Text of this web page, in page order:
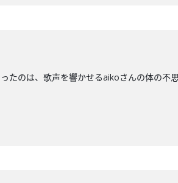
たのは、歌声を響かせるaikoさんの体の不